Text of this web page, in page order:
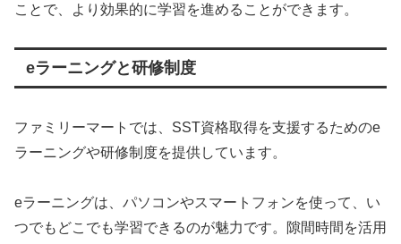
ことで、より効果的に学習を進めることができます。
eラーニングと研修制度
ファミリーマートでは、SST資格取得を支援するためのe
ラーニングや研修制度を提供しています。
eラーニングは、パソコンやスマートフォンを使って、い
つでもどこでも学習できるのが魅力です。隙間時間を活用